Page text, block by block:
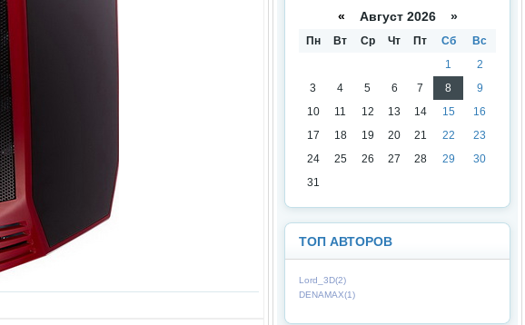
« Август 2026 »
Пн Вт Ср Чт Пт Сб
Вс
1
2
3
4 5 6 7 8
9
10
11 12 13 14 15
16
17
18 19 20 21 22
23
24
25 26 27 28 29
30
31
ТОП АВТОРОВ
Lord_3D(2)
DENAMAX(1)